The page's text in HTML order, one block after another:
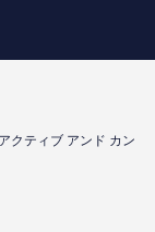
クティブ アンド カン